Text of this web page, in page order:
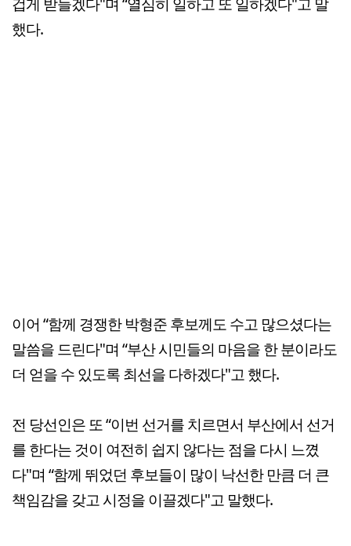
했다.
이어 “함께 경쟁한 박형준 후보께도 수고 많으셨다는
말씀을 드린다"며 “부산 시민들의 마음을 한 분이라도
더 얻을 수 있도록 최선을 다하겠다"고 했다.
전 당선인은 또 “이번 선거를 치르면서 부산에서 선거
를 한다는 것이 여전히 쉽지 않다는 점을 다시 느꼈
다"며 “함께 뛰었던 후보들이 많이 낙선한 만큼 더 큰
책임감을 갖고 시정을 이끌겠다"고 말했다.